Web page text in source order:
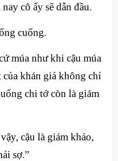
cô ấy sẽ dẫn đầu.
cuống.
múa như khi cậu múa
khán giả không chỉ
chi tớ còn là giám
cậu là giám khảo,
sợ.”